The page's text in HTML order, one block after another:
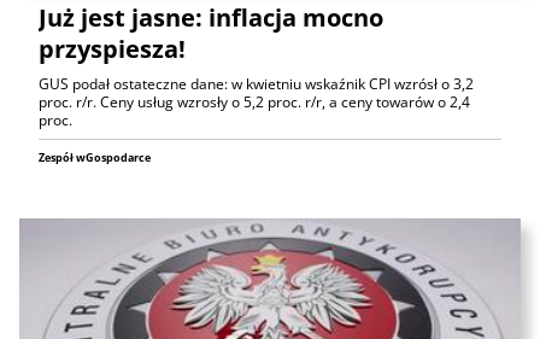
Już jest jasne: inflacja mocno
przyspiesza!
GUS podał ostateczne dane: w kwietniu wskaźnik CPI wzrósł o 3,2
proc. r/r. Ceny usług wzrosły o 5,2 proc. r/r, a ceny towarów o 2,4
proc.
Zespół wGospodarce